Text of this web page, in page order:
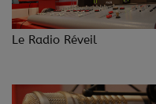
Le Radio Réveil